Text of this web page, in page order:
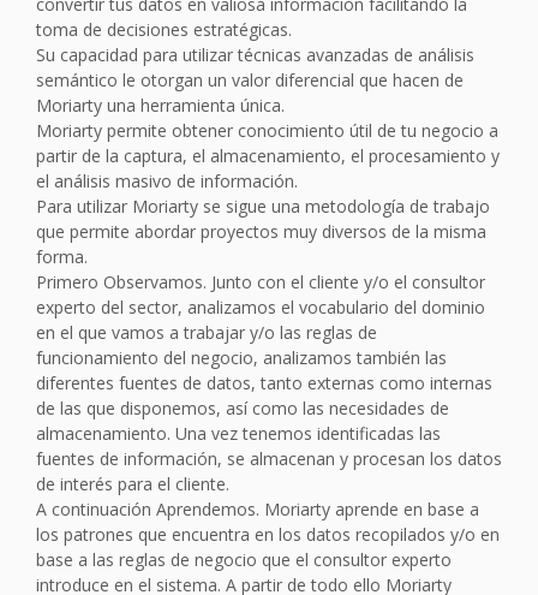
toma de decisiones estratégicas.
Su capacidad para utilizar técnicas avanzadas de análisis
semántico le otorgan un valor diferencial que hacen de
Moriarty una herramienta única.
Moriarty permite obtener conocimiento útil de tu negocio a
partir de la captura, el almacenamiento, el procesamiento y
el análisis masivo de información.
Para utilizar Moriarty se sigue una metodología de trabajo
que permite abordar proyectos muy diversos de la misma
forma.
Primero Observamos. Junto con el cliente y/o el consultor
experto del sector, analizamos el vocabulario del dominio
en el que vamos a trabajar y/o las reglas de
funcionamiento del negocio, analizamos también las
diferentes fuentes de datos, tanto externas como internas
de las que disponemos, así como las necesidades de
almacenamiento. Una vez tenemos identificadas las
fuentes de información, se almacenan y procesan los datos
de interés para el cliente.
A continuación Aprendemos. Moriarty aprende en base a
los patrones que encuentra en los datos recopilados y/o en
base a las reglas de negocio que el consultor experto
introduce en el sistema. A partir de todo ello Moriarty